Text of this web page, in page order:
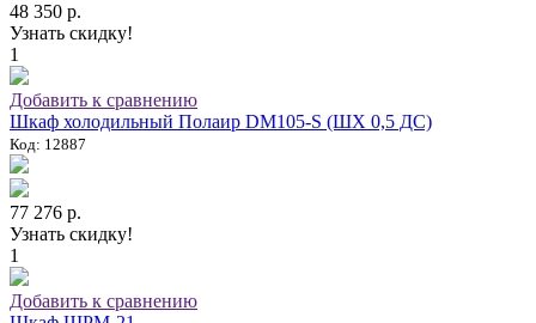
48 350 р.
Узнать скидку!
1
Добавить к сравнению
Шкаф холодильный Полаир DM105-S (ШХ 0,5 ДС)
Код: 12887
77 276 р.
Узнать скидку!
1
Добавить к сравнению